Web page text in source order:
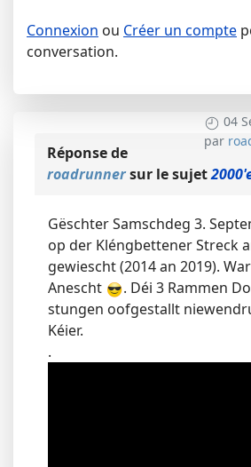
Connexion ou Créer un compte
conversation.
04
par
Réponse de
roadrunnersur le sujet
Gëschter Samschdeg 3.
op der Kléngbettener Streck
gewiescht (2014 an 2019).
Anescht
. Déi 3 Rammen
stungen oofgestallt
Kéier.
.